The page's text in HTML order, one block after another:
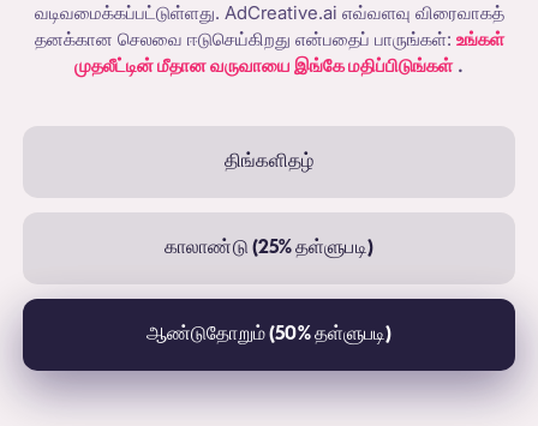
வடிவமைக்கப்பட்டுள்ளது. AdCreative.ai எவ்வளவு விரைவாகத்
தனக்கான செலவை ஈடுசெய்கிறது என்பதைப் பாருங்கள்: உங்கள்
முதலீட்டின் மீதான வருவாயை இங்கே மதிப்பிடுங்கள் .
திங்களிதழ்
காலாண்டு (25% தள்ளுபடி)
ஆண்டுதோறும் (50% தள்ளுபடி)